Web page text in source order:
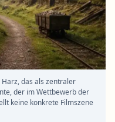
das als zentraler
der im Wettbewerb der
keine konkrete Filmszene